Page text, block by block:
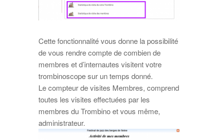
Cette fonctionnalité vous donne la possibilité
de vous rendre compte de combien de
membres et d’internautes visitent votre
trombinoscope sur un temps donné.
Le compteur de visites Membres, comprend
toutes les visites effectuées par les
membres du Trombino et vous même,
administrateur.